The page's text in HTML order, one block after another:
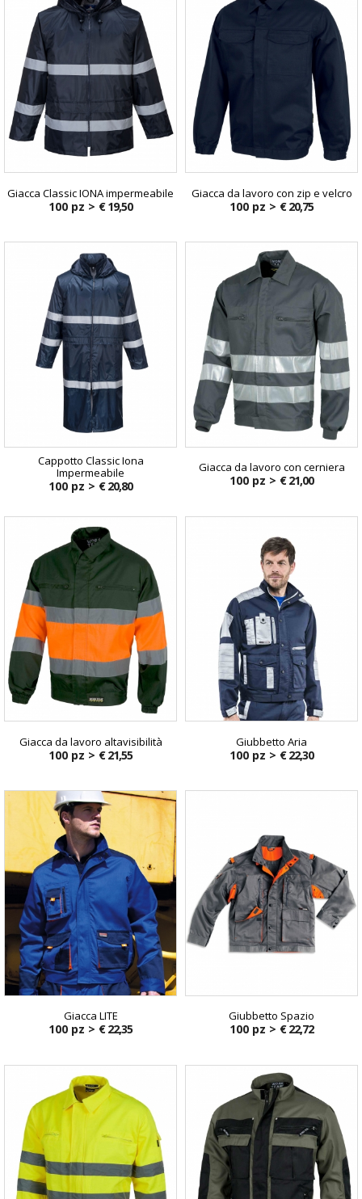
Giacca Classic IONA impermeabile
100 pz > € 19,50
Giacca da lavoro con zip e velcro
100 pz > € 20,75
Cappotto Classic Iona
Impermeabile
100 pz > € 20,80
Giacca da lavoro con cerniera
100 pz > € 21,00
Giacca da lavoro altavisibilità
100 pz > € 21,55
Giubbetto Aria
100 pz > € 22,30
Giacca LITE
100 pz > € 22,35
Giubbetto Spazio
100 pz > € 22,72